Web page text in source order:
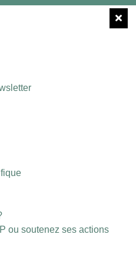
ou soutenez ses actions